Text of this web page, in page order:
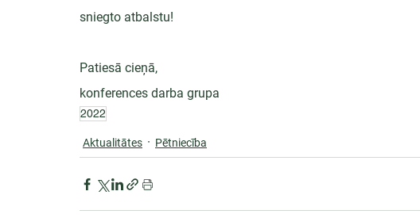
sniegto atbalstu!
Patiesā cieņā,
konferences darba grupa
2022
Aktualitātes Pētniecība